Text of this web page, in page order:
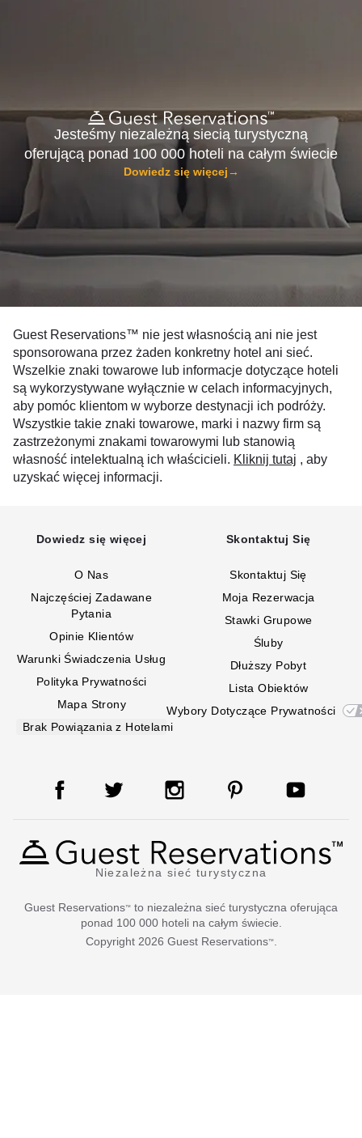
Jesteśmy niezależną siecią turystyczną
oferującą ponad 100 000 hoteli na całym świecie
Dowiedz się więcej→
Guest Reservations™ nie jest własnością ani nie jest
sponsorowana przez żaden konkretny hotel ani sieć.
Wszelkie znaki towarowe lub informacje dotyczące hoteli
są wykorzystywane wyłącznie w celach informacyjnych,
aby pomóc klientom w wyborze destynacji ich podróży.
Wszystkie takie znaki towarowe, marki i nazwy firm są
zastrzeżonymi znakami towarowymi lub stanowią
własność intelektualną ich właścicieli. Kliknij tutaj , aby
uzyskać więcej informacji.
Dowiedz się więcej
O Nas
Najczęściej Zadawane
Pytania
Opinie Klientów
Warunki Świadczenia Usług
Polityka Prywatności
Mapa Strony
Brak Powiązania z Hotelami
Skontaktuj Się
Skontaktuj Się
Moja Rezerwacja
Stawki Grupowe
Śluby
Dłuższy Pobyt
Lista Obiektów
Wybory Dotyczące Prywatności
Niezależna sieć turystyczna
Guest Reservations™ to niezależna sieć turystyczna oferująca
ponad 100 000 hoteli na całym świecie.
Copyright 2026 Guest Reservations™.